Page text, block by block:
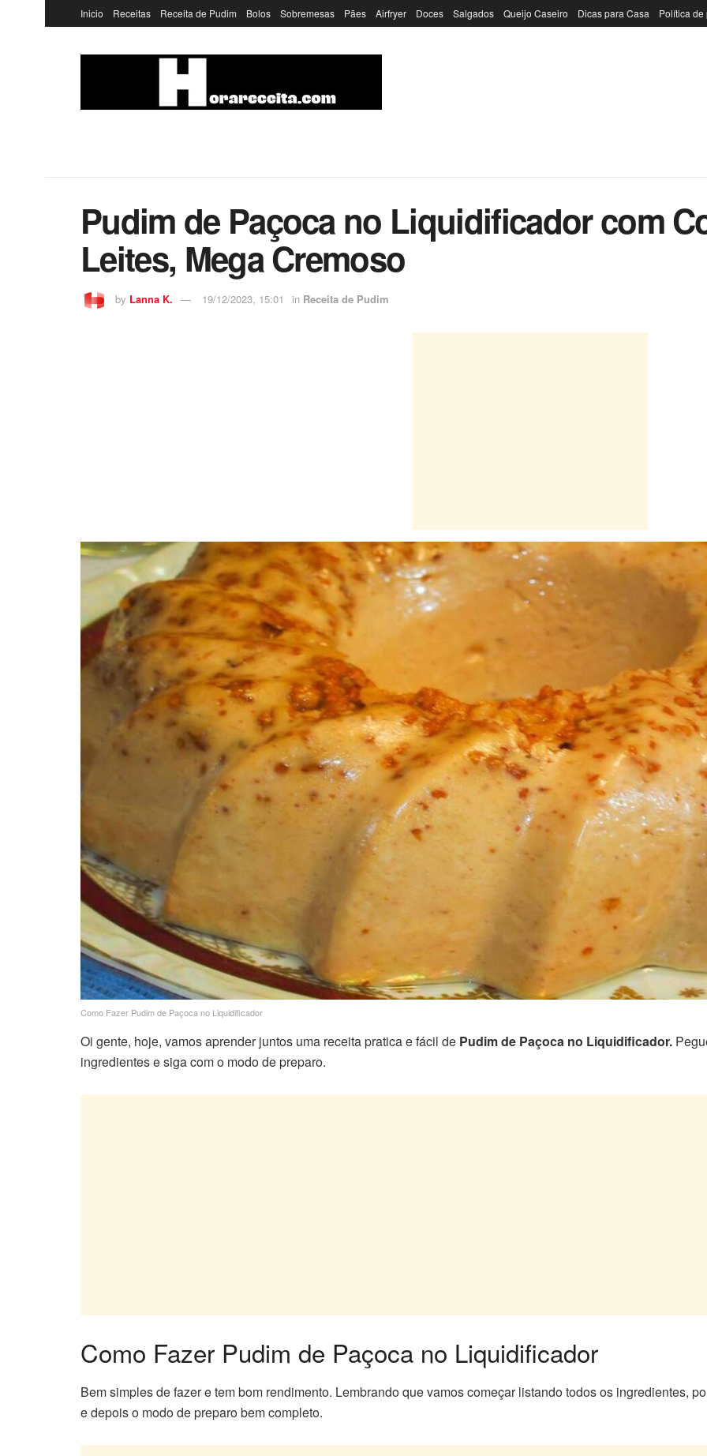
Inicio Receitas Receita de Pudim Bolos Sobremesas Pães Airfryer Doces Salgados Queijo Caseiro Dicas para Casa Política
Pudim de Paçoca no Liquidificador com
Leites, Mega Cremoso
by Lanna K. 19/12/2023, 15:01 in Receita de Pudim
Como Fazer Pudim de Paçoca no Liquidificador
Oi gente, hoje, vamos aprender juntos uma receita pratica e fácil de Pudim de Paçoca no Liquidificador.
ingredientes e siga com o modo de preparo.
Como Fazer Pudim de Paçoca no Liquidificador
Bem simples de fazer e tem bom rendimento. Lembrando que vamos começar listando todos os ingredientes,
e depois o modo de preparo bem completo.